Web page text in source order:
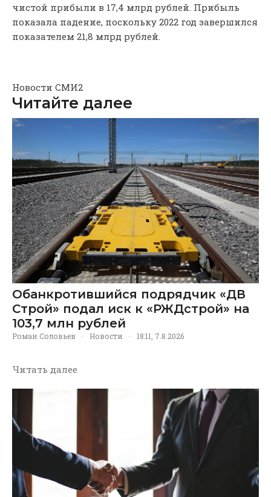
чистой прибыли в 17,4 млрд рублей. Прибыль
показала падение, поскольку 2022 год завершился
показателем 21,8 млрд рублей.
Новости СМИ2
Читайте далее
Обанкротившийся подрядчик «ДВ
Строй» подал иск к «РЖДстрой» на
103,7 млн рублей
Роман Соловьев · Новости · 18:11, 7.8.2026
Читать далее